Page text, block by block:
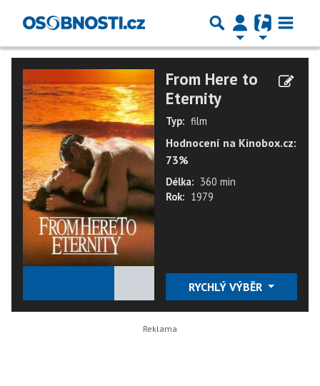
From Here to
Eternity
Typ: film
Hodnocení na Kinobox.cz:
73%
Délka: 360 min
Rok: 1979
RYCHLÝ VÝBĚR